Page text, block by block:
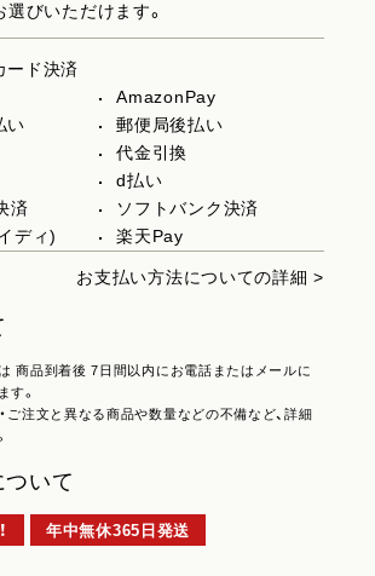
びいただけます。
ード決済
AmazonPay
い
郵便局後払い
代金引換
d払い
済
ソフトバンク決済
ディ)
楽天Pay
お支払い方法についての詳細 >
商品到着後 7日間以内にお電話またはメールに
す。
ご注文と異なる商品や数量などの不備など、詳細
いて
年中無休365日発送